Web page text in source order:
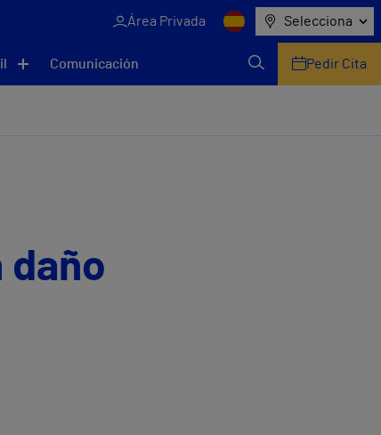
Área Privada Selecciona
Comunicación Pedir Cita
daño